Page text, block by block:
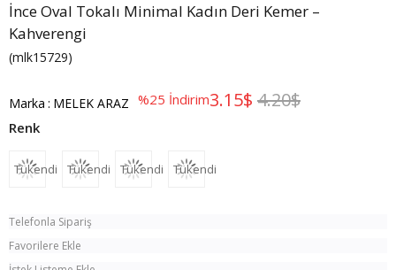
İnce Oval Tokalı Minimal Kadın Deri Kemer –
Kahverengi
(mlk15729)
Marka : MELEK ARAZ %25 İndirim 4.20$
3.15$
Tükendi Tükendi Tükendi Tükendi
Telefonla Sipariş
Favorilere Ekle